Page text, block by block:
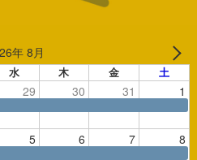
年 8月
水 木 金 土
29 30 31 1
ん プロ野球選手のひみつ【7/27】
5 6 7 8